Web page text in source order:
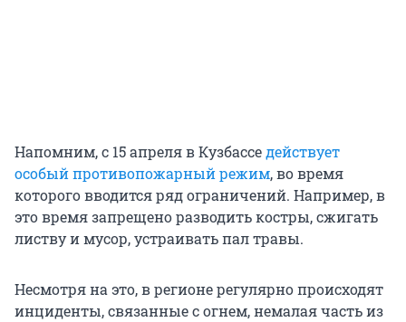
Напомним, с 15 апреля в Кузбасседействует
особый противопожарный режим, во время
которого вводится ряд ограничений. Например, в
это время запрещено разводить костры, сжигать
листву и мусор, устраивать пал травы.
Несмотря на это, в регионе регулярно происходят
инциденты, связанные с огнем, немалая часть из